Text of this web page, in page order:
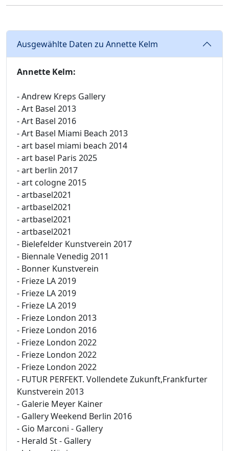
Ausgewählte Daten zu Annette Kelm
Annette Kelm:
- Andrew Kreps Gallery
- Art Basel 2013
- Art Basel 2016
- Art Basel Miami Beach 2013
- art basel miami beach 2014
- art basel Paris 2025
- art berlin 2017
- art cologne 2015
- artbasel2021
- artbasel2021
- artbasel2021
- artbasel2021
- Bielefelder Kunstverein 2017
- Biennale Venedig 2011
- Bonner Kunstverein
- Frieze LA 2019
- Frieze LA 2019
- Frieze LA 2019
- Frieze London 2013
- Frieze London 2016
- Frieze London 2022
- Frieze London 2022
- Frieze London 2022
- FUTUR PERFEKT. Vollendete Zukunft,Frankfurter
Kunstverein 2013
- Galerie Meyer Kainer
- Gallery Weekend Berlin 2016
- Gio Marconi - Gallery
- Herald St - Gallery